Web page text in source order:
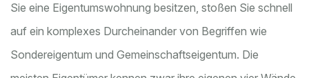
Sie eine Eigentumswohnung besitzen, stoßen Sie schnell
auf ein komplexes Durcheinander von Begriffen wie
Sondereigentum und Gemeinschaftseigentum. Die